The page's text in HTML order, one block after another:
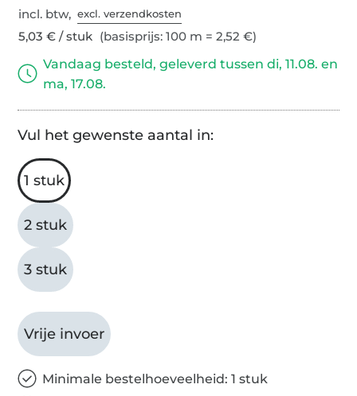
incl. btw,excl. verzendkosten
5,03 € / stuk (basisprijs: 100 m = 2,52 €)
Vandaag besteld, geleverd tussen di, 11.08. en
ma, 17.08.
Vul het gewenste aantal in:
1 stuk
2 stuk
3 stuk
Vrije invoer
Minimale bestelhoeveelheid: 1 stuk